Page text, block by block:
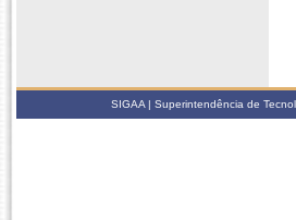
SIGAA | Superintendência de